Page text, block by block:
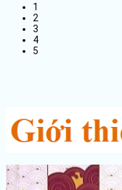
1
2
3
4
5